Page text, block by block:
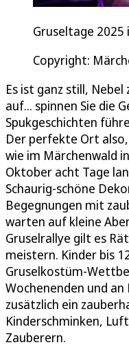
Gruseltage 2025
Copyright:
Es ist ganz still,
auf... spinnen Sie die
Spukgeschichten
Der perfekte Ort
wie im Märchenwald
Oktober acht Tage
Schaurig-schöne
Begegnungen mit
warten auf kleine
Gruselrallye gilt es
meistern. Kinder bis
Gruselkostüm-
Wochenenden und
zusätzlich ein
Kinderschminken,
Zauberern.